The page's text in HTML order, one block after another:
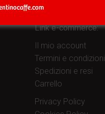
Link e-commerce:
Il mio account
Termini e condizioni
Spedizioni e resi
Carrello
Privacy Policy